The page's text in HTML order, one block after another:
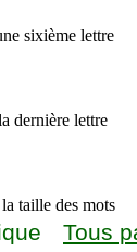
sixième lettre
dernière lettre
taille des mots
Tous